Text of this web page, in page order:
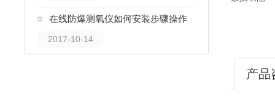
在线防爆测氧仪如何安装步骤操作
2017-10-14
产品